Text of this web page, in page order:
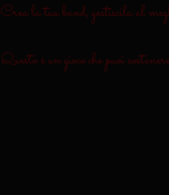
Crea la tua band, gestiscila al
Questo è un gioco che puoi